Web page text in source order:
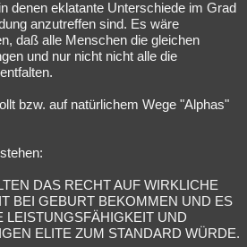
denen eklatante Unterschiede im Grad
anzutreffen sind. Es wäre
daß alle Menschen die gleichen
und nur nicht nicht alle die
bzw. auf natürlichem Wege "Alphas"
DAS RECHT AUF WIRKLICHE
BEI GEBURT BEKOMMEN UND ES
LEISTUNGSFÄHIGKEIT UND
ELITE ZUM STANDARD WÜRDE.